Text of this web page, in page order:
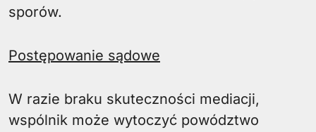
sporów.
Postępowanie sądowe
W razie braku skuteczności mediacji,
wspólnik może wytoczyć powództwo